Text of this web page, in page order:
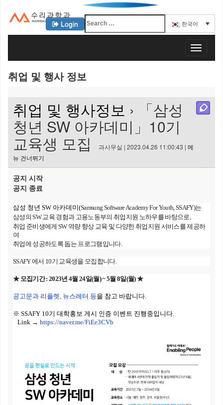
KAIST 수리과학과
Login 한국어
T
o
t
취업 및 행사 정보
취업 및 행사정보 › 「삼성
청년 SW 아카데미」10기
교육생 모집 과사무실 | 2023.04.26 11:00:43 | 메
뉴 건너뛰기
공지 시작
공지 종료
삼성 청년 SW 아카데미(Samsung Software Academy For Youth, SSAFY)는
삼성의 SW 교육 경험과 고용노동부의 취업지원 노하우를 바탕으로,
취업 준비생에게 SW 역량 향상 교육 및 다양한 취업지원 서비스를 제공하
여
취업에 성공하도록 돕는 프로그램입니다.
SSAFY에서 10기 교육생을 모집합니다.
★ 모집기간: 2023년 4월 24일(월 ) ~ 5월 8일 (월)★
공고문과 리플렛 뉴스레터 등을 참고 바랍니다.
※ SSAFY 10기 대학홍보 게시 인증 이벤트 진행중입니다.
Link → https://naver.me/FiEe3CVb